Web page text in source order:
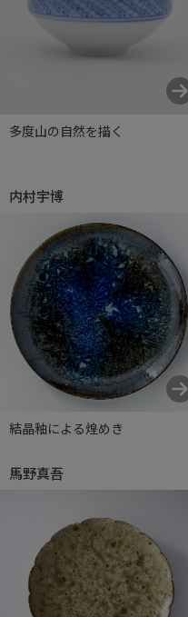
多度山の自然を描く
内村宇博
結晶釉による煌めき
馬野真吾